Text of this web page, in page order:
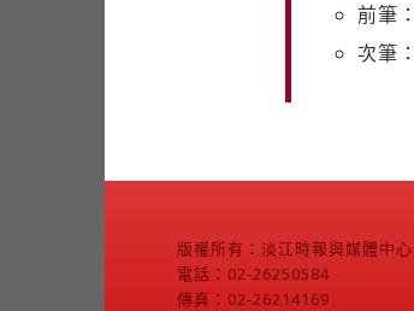
前筆
次筆
版權所有：淡江時報與媒體中心
電話：02-26250584
傳真：02-26214169